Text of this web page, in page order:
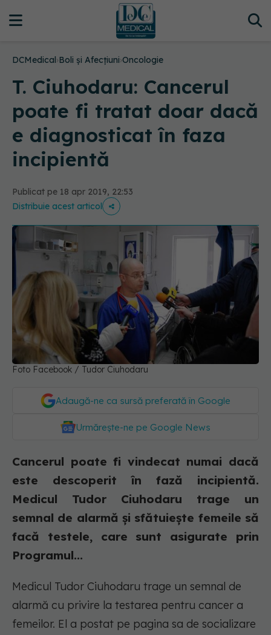
DCMedical›Boli și Afecțiuni›Oncologie
T. Ciuhodaru: Cancerul
poate fi tratat doar dacă
e diagnosticat în faza
incipientă
Publicat pe 18 apr 2019, 22:53
Distribuie acest articol
Foto Facebook / Tudor Ciuhodaru
Adaugă-ne ca sursă preferată în Google
Urmărește-ne pe Google News
Cancerul poate fi vindecat numai dacă
este descoperit în fază incipientă.
Medicul Tudor Ciuhodaru trage un
semnal de alarmă și sfătuiește femeile să
facă testele, care sunt asigurate prin
Programul...
Medicul Tudor Ciuhodaru trage un semnal de
alarmă cu privire la testarea pentru cancer a
femeilor. El a postat pe pagina sa de socializare